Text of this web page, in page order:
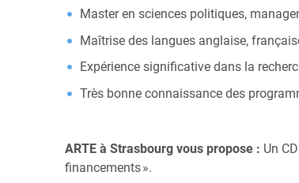
Master en sciences politiques,
Maîtrise des langues anglaise,
Expérience significative dans la
Très bonne connaissance des
ARTE à Strasbourg vous propose : Un
financements ».